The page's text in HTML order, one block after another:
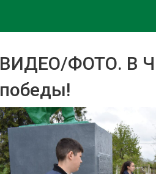
ВИДЕО/ФОТО. В
победы!